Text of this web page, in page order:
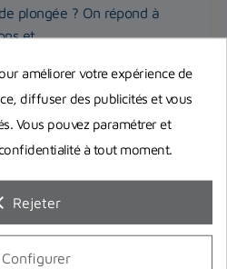
plongée ? On répond à
et...
améliorer votre expérience de
diffuser des publicités et vous
Vous pouvez paramétrer et
à tout moment.
Rejeter
Configurer